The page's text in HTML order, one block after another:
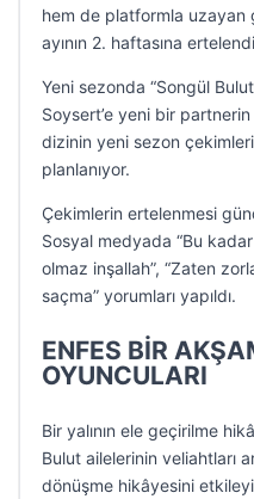
hem de platformla uzayan
ayının 2. haftasına
Yeni sezonda “Songül
Soysert’e yeni bir
dizinin yeni sezon
planlanıyor.
Çekimlerin ertelenmesi
Sosyal medyada “Bu
olmaz inşallah”, “Zaten
saçma” yorumları yapıldı.
ENFES BİR
OYUNCULARI
Bir yalının ele geçirilme
Bulut ailelerinin veliahtları
dönüşme hikâyesini